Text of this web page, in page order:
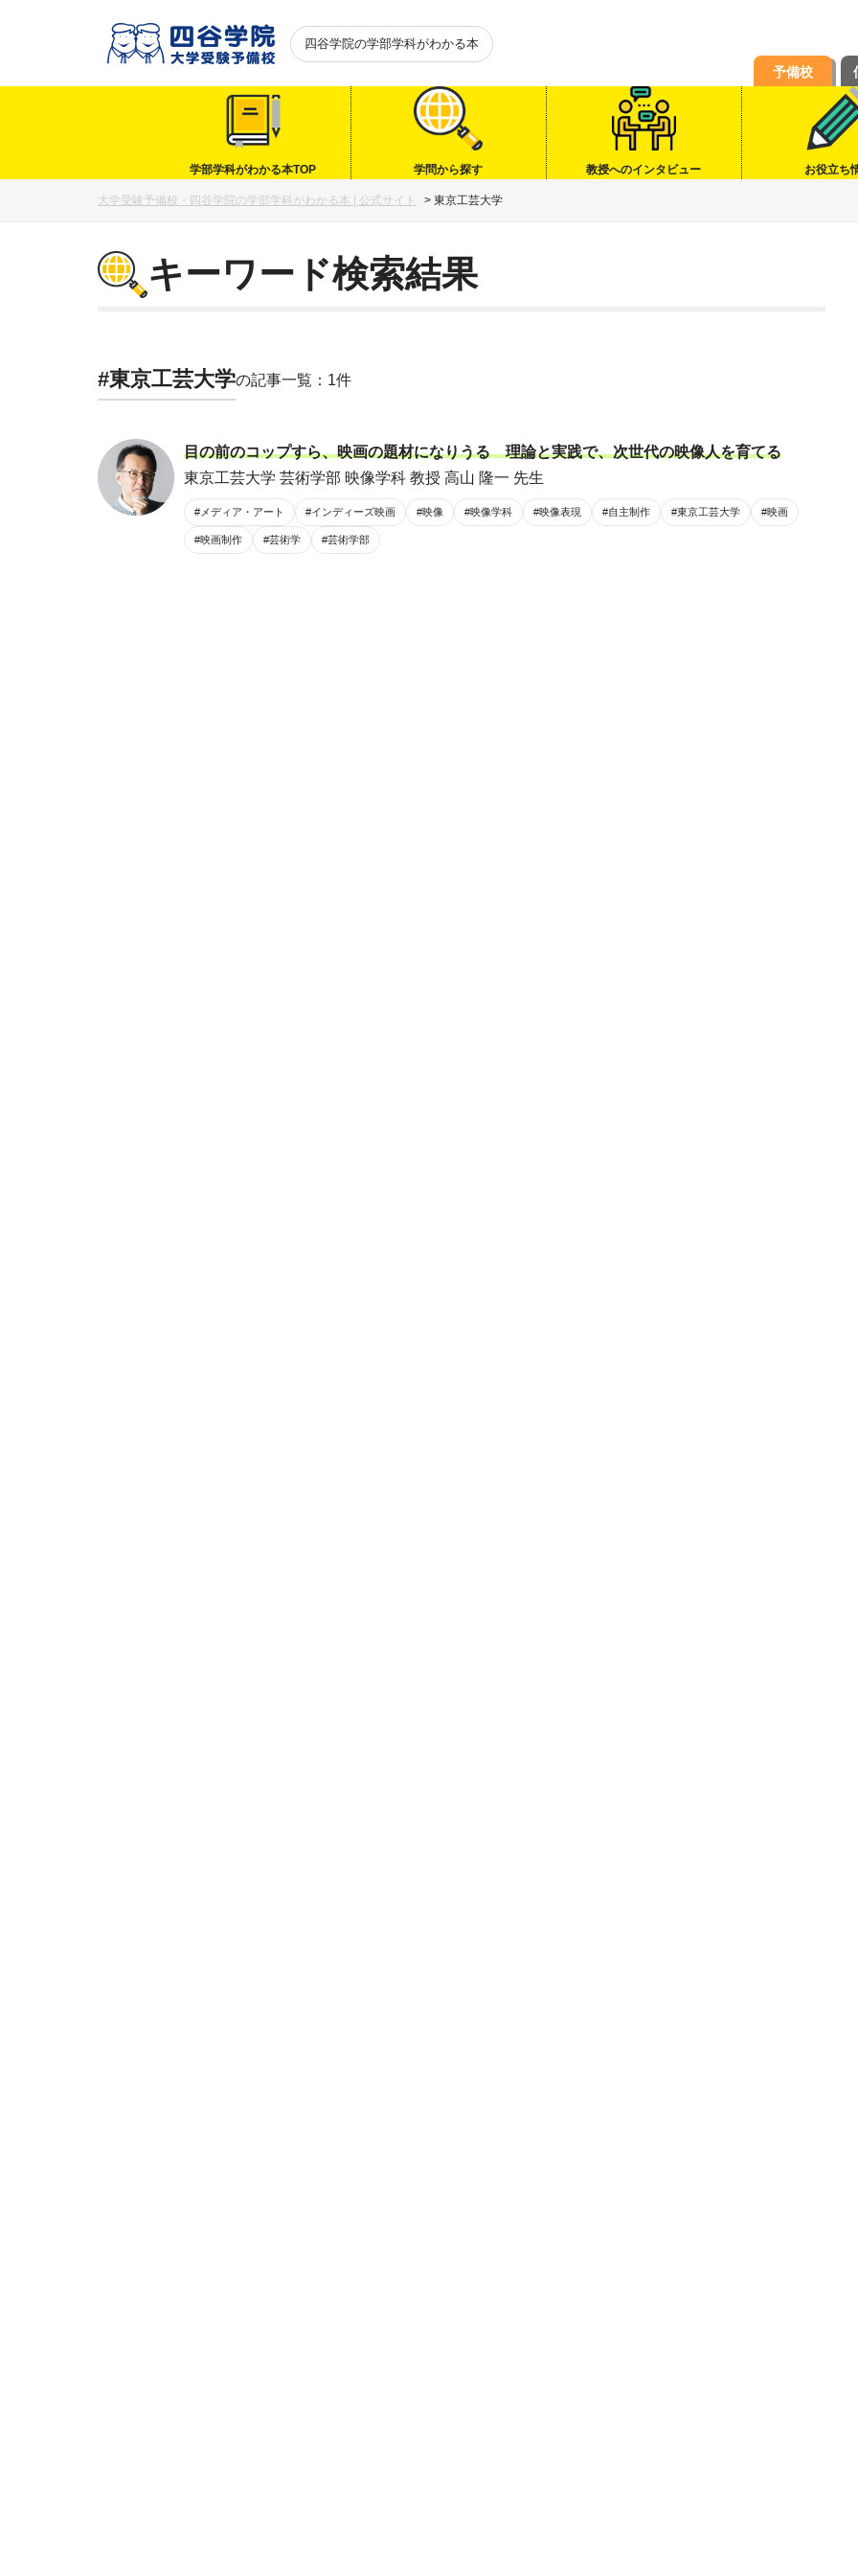
四谷学院の学部学科がわかる本
予備校
学部学科がわかる本TOP 学問から探す 教授へのインタビュー お役立ち
大学受験予備校・四谷学院の学部学科がわかる本 | 公式サイト > 東京工芸大学
キーワード検索結果
#東京工芸大学の記事一覧：1件
目の前のコップすら、映画の題材になりうる 理論と実践で、次世代の映像人を育てる
東京工芸大学 芸術学部 映像学科 教授 高山 隆一 先生
#メディア・アート #インディーズ映画 #映像 #映像学科 #映像表現 #自主制作 #東京工芸大学 #映画
#映画制作 #芸術学 #芸術学部